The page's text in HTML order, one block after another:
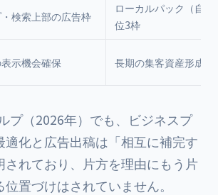
検索上部の広告枠
ローカルパック（自然
位3枠
示機会確保 長期の集客資産形成
プ（2026年）でも、ビジネスプ
適化と広告出稿は「相互に補完す
されており、片方を理由にもう片
置づけはされていません。